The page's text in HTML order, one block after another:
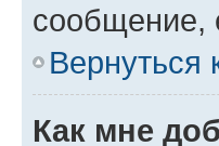
сообщение,
Вернуться
Как мне